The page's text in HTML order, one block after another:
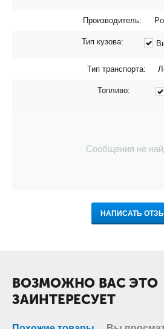
Производитель:
Тип кузова:
Тип транспорта:
Топливо:
Сообщения не
НАПИСАТЬ
ВОЗМОЖНО ВАС ЭТО
ЗАИНТЕРЕСУЕТ